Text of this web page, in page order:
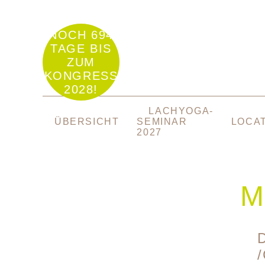
NOCH 694
TAGE BIS
ZUM
KONGRESS
2028!
ÜBERSPRINGEN
ÜBERSICHT
LACHYOGA-
SEMINAR
2027
/